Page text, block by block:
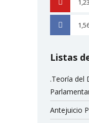
Listas
.Teoría del
Antejuicio